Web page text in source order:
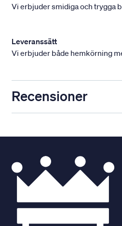
Vi erbjuder smidiga och trygga
Leveranssätt
Vi erbjuder både hemkörning
Recensioner